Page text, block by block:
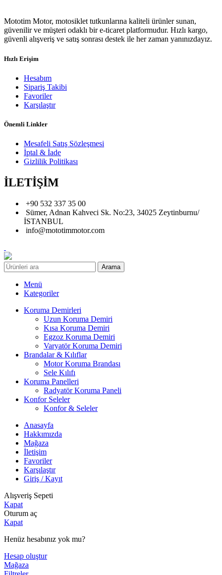
3.690,00 ₺.
Mototim Motor, motosiklet tutkunlarına kaliteli ürünler sunan,
güvenilir ve müşteri odaklı bir e-ticaret platformudur. Hızlı kargo,
güvenli alışveriş ve satış sonrası destek ile her zaman yanınızdayız.
Hızlı Erişim
Hesabım
Sipariş Takibi
Favoriler
Karşılaştır
Önemli Linkler
Mesafeli Satış Sözleşmesi
İptal & İade
Gizlilik Politikası
İLETİŞİM
+90 532 337 35 00
Sümer, Adnan Kahveci Sk. No:23, 34025 Zeytinburnu/
İSTANBUL
info@mototimmotor.com
Arama
Menü
Kategoriler
Koruma Demirleri
Uzun Koruma Demiri
Kısa Koruma Demiri
Egzoz Koruma Demiri
Varyatör Koruma Demiri
Brandalar & Kılıflar
Motor Koruma Brandası
Sele Kılıfı
Koruma Panelleri
Radyatör Koruma Paneli
Konfor Seleler
Konfor & Seleler
Anasayfa
Hakkımızda
Mağaza
İletişim
Favoriler
Karşılaştır
Giriş / Kayıt
Alışveriş Sepeti
Kapat
Oturum aç
Kapat
Henüz hesabınız yok mu?
Hesap oluştur
Mağaza